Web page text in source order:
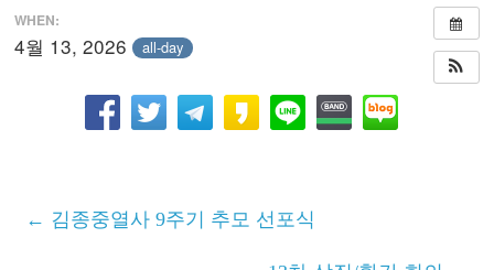
WHEN:
4월 13, 2026 all-day
← 김종중열사 9주기 추모 선포식